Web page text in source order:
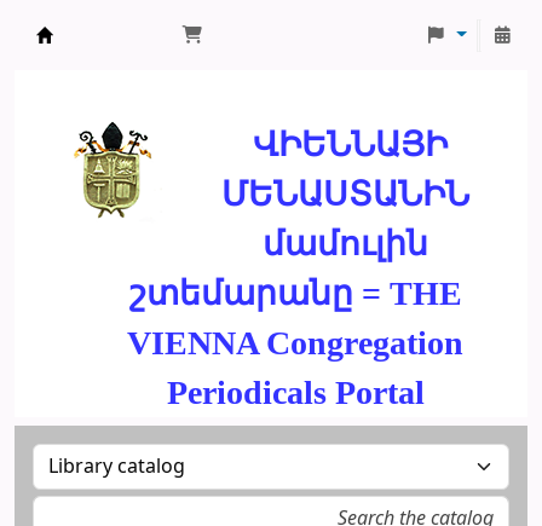
ՎԻԵՆՆԱՅԻ
ՄԵՆԱՍՏԱՆԻՆ
մամուլին
շտեմարանը = THE
VIENNA Congregation
Periodicals Portal